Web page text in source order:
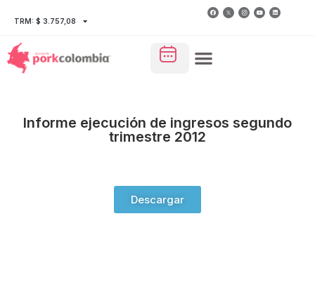
TRM: $ 3.757,08
Informe ejecución de ingresos segundo
trimestre 2012
Descargar